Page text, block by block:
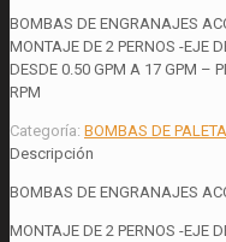
BOMBAS DE ENGRANAJES
MONTAJE DE 2 PERNOS -EJE
DESDE 0.50 GPM A 17 GPM –
RPM
Categoría: BOMBAS DE
Descripción
BOMBAS DE ENGRANAJES
MONTAJE DE 2 PERNOS -EJE